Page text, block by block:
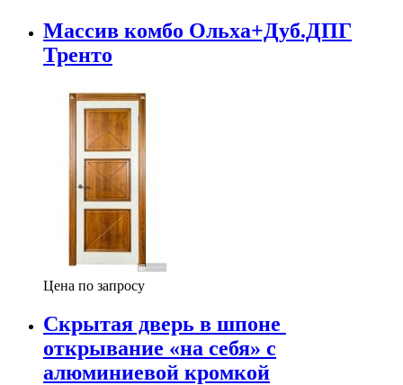
Массив комбо Ольха+Дуб.ДПГ
Тренто
Цена по запросу
Скрытая дверь в шпоне
открывание «на себя» с
алюминиевой кромкой